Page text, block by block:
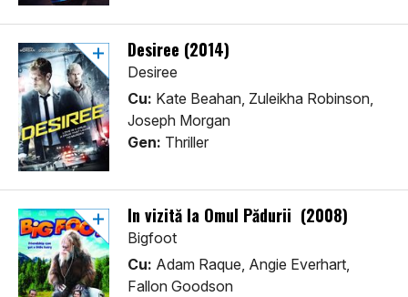
Desiree (2014)
Desiree
Cu: Kate Beahan, Zuleikha Robinson,
Joseph Morgan
Gen: Thriller
În vizită la Omul Pădurii (2008)
Bigfoot
Cu: Adam Raque, Angie Everhart,
Fallon Goodson